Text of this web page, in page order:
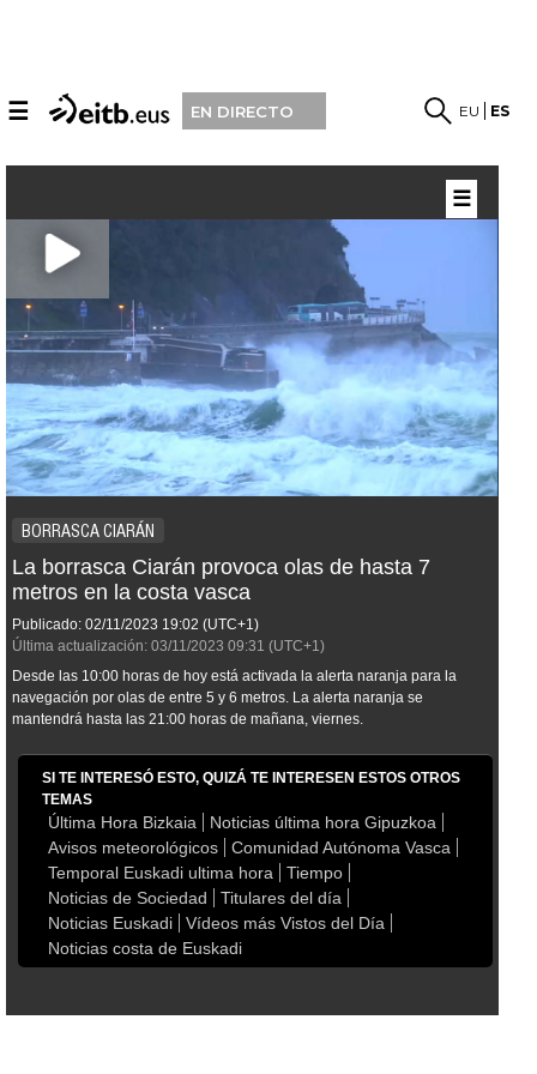
☰ EN DIRECTO EU ES
BORRASCA CIARÁN
La borrasca Ciarán provoca olas de hasta 7
metros en la costa vasca
Publicado: 02/11/2023 19:02 (UTC+1)
Última actualización: 03/11/2023 09:31 (UTC+1)
Desde las 10:00 horas de hoy está activada la alerta naranja para la
navegación por olas de entre 5 y 6 metros. La alerta naranja se
mantendrá hasta las 21:00 horas de mañana, viernes.
SI TE INTERESÓ ESTO, QUIZÁ TE INTERESEN ESTOS OTROS
TEMAS
Última Hora Bizkaia
Noticias última hora Gipuzkoa
Avisos meteorológicos
Comunidad Autónoma Vasca
Temporal Euskadi ultima hora
Tiempo
Noticias de Sociedad
Titulares del día
Noticias Euskadi
Vídeos más Vistos del Día
Noticias costa de Euskadi
☰